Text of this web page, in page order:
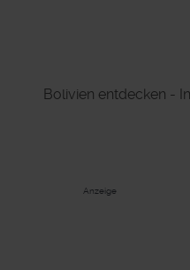
Bolivien entdecken -
Anzeige